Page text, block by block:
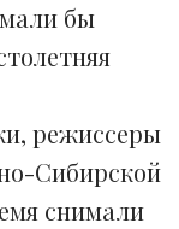
бы
режиссеры
Сибирской
снимали